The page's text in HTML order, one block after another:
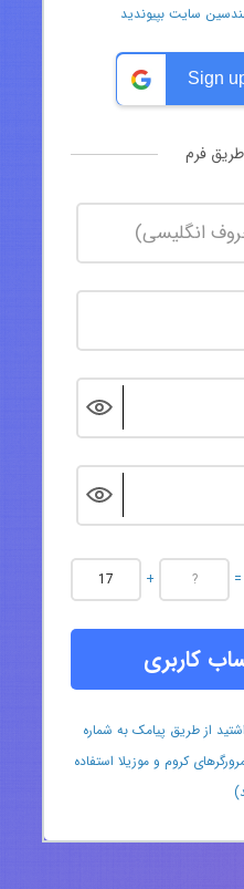
Sign
فرم
+ =
کاربری
از طریق پیامک به شماره
(از مرورگرهای کروم و موزیلا استفاده